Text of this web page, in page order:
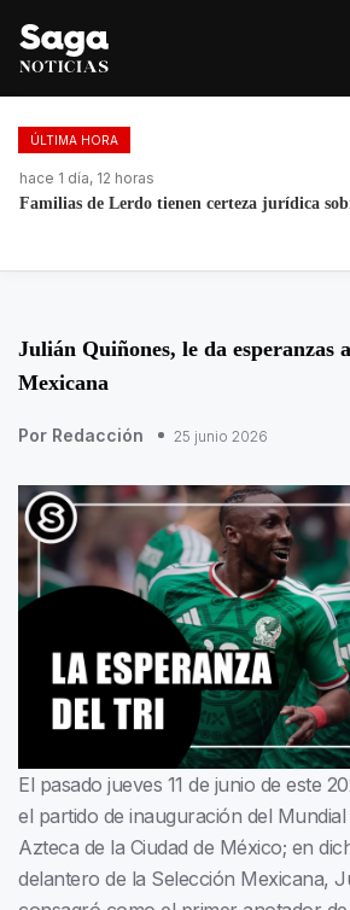
ÚLTIMA HORA
hace 5 días, 14 horas
La histórica cabalgata de Chignahuapan en
Julián Quiñones, le da esperanzas
Mexicana
Por Redacción 25 junio 2026
El pasado jueves 11 de junio de este
el partido de inauguración del
Azteca de la Ciudad de México; en
delantero de la Selección Mexicana,